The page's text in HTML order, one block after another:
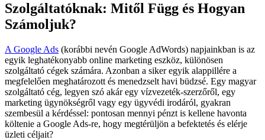
Szolgáltatóknak: Mitől Függ és Hogyan
Számoljuk?
A Google Ads (korábbi nevén Google AdWords) napjainkban is az
egyik leghatékonyabb online marketing eszköz, különösen
szolgáltató cégek számára. Azonban a siker egyik alappillére a
megfelelően meghatározott és menedzselt havi büdzsé. Egy magyar
szolgáltató cég, legyen szó akár egy vízvezeték-szerzőről, egy
marketing ügynökségről vagy egy ügyvédi irodáról, gyakran
szembesül a kérdéssel: pontosan mennyi pénzt is kellene havonta
költenie a Google Ads-re, hogy megtérüljön a befektetés és elérje
üzleti céljait?